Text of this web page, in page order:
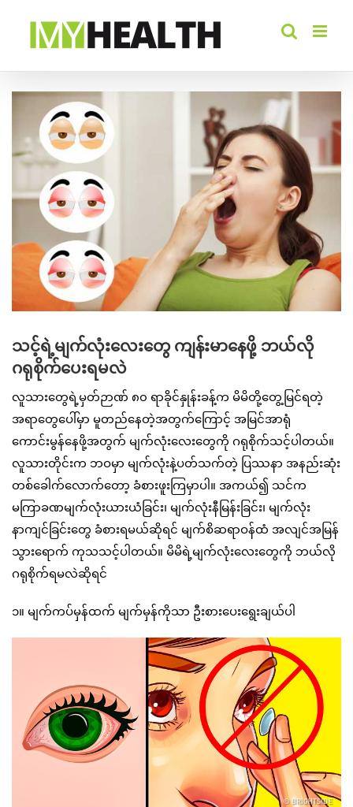
Larger
Image
သင့်ရဲ့မျက်လုံးလေးတွေ ကျန်းမာနေဖို့ ဘယ်လို
ဂရုစိုက်ပေးရမလဲ
လူသားတွေရဲ့မှတ်ဉာဏ် ၈၀ ရာခိုင်နှုန်းခန့်က မိမိတို့တွေ့မြင်ရတဲ့
အရာတွေပေါ်မှာ မူတည်နေတဲ့အတွက်ကြောင့် အမြင်အာရုံ
ကောင်းမွန်နေဖို့အတွက် မျက်လုံးလေးတွေကို ဂရုစိုက်သင့်ပါတယ်။
လူသားတိုင်းက ဘဝမှာ မျက်လုံးနဲ့ပတ်သက်တဲ့ ပြဿနာ အနည်းဆုံး
တစ်ခေါက်လောက်တော့ ခံစားဖူးကြမှာပါ။ အကယ်၍ သင်က
မကြာခဏမျက်လုံးယားယံခြင်း၊ မျက်လုံးနီမြန်းခြင်း၊ မျက်လုံး
နာကျင်ခြင်းတွေ ခံစားရမယ်ဆိုရင် မျက်စိဆရာဝန်ထံ အလျင်အမြန်
သွားရောက် ကုသသင့်ပါတယ်။ မိမိရဲ့မျက်လုံးလေးတွေကို ဘယ်လို
ဂရုစိုက်ရမလဲဆိုရင်
၁။ မျက်ကပ်မှန်ထက် မျက်မှန်ကိုသာ ဦးစားပေးရွေးချယ်ပါ